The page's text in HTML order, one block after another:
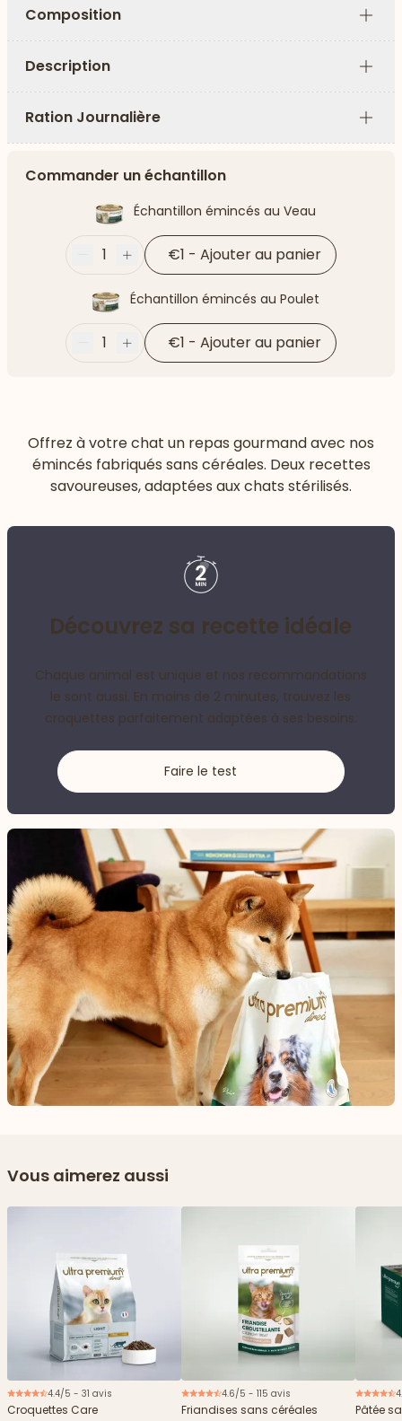
Composition
Plus
Description
Plus
Ration Journalière
Plus
Commander un échantillon
Échantillon émincés au Veau
Moins
1 Plus €1 - Ajouter au panier
Échantillon émincés au Poulet
Moins
1 Plus €1 - Ajouter au panier
Offrez à votre chat un repas gourmand avec nos
émincés fabriqués sans céréales. Deux recettes
savoureuses, adaptées aux chats stérilisés.
Découvrez sa recette idéale
Chaque animal est unique et nos recommandations
le sont aussi. En moins de 2 minutes, trouvez les
croquettes parfaitement adaptées à ses besoins.
Faire le test
Vous aimerez aussi
4.4/5 - 31 avis
Croquettes Care
4.6/5 - 115 avis
Friandises sans céréales Pâtée